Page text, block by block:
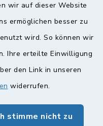
wir auf dieser Website
ermöglichen besser zu
wird. So können wir
Ihre erteilte Einwilligung
den Link in unseren
widerrufen.
stimme nicht zu